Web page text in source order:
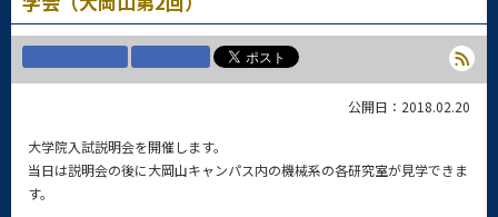
公開日：2018.02.20
大学院入試説明会を開催します。
当日は説明会の後に大岡山キャンパス内の機械系の各研究室が見学できま
す。